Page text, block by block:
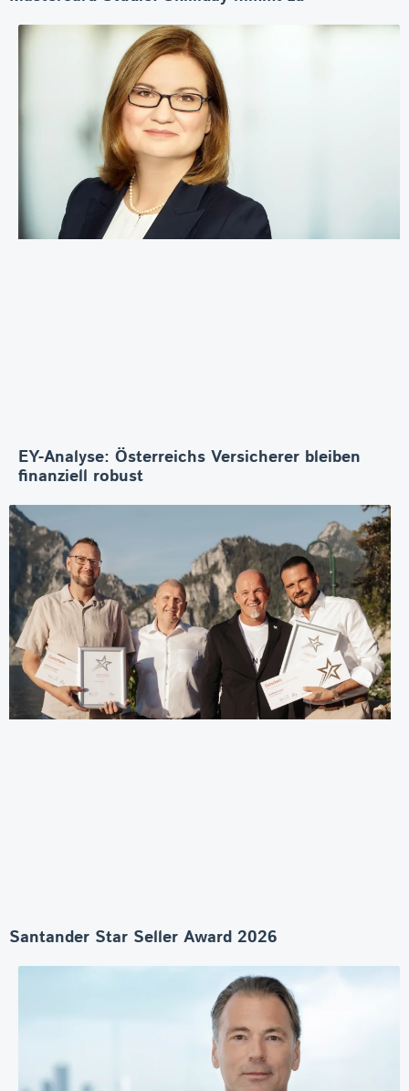
EY-Analyse: Österreichs Versicherer bleiben
finanziell robust
Santander Star Seller Award 2026